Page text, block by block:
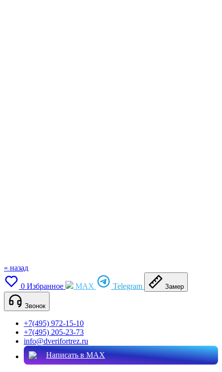
« назад
0 Избранное MAX Telegram Замер
Звонок
+7(495) 972-15-10
+7(495) 205-23-73
info@dverifortrez.ru
Написать в MAX